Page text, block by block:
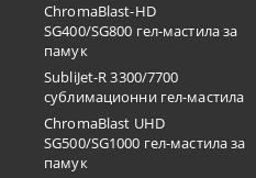
ChromaBlast-HD
SG400/SG800 гел-мастила за
памук
SubliJet-R 3300/7700
сублимационни гел-мастила
ChromaBlast UHD
SG500/SG1000 гел-мастила за
памук